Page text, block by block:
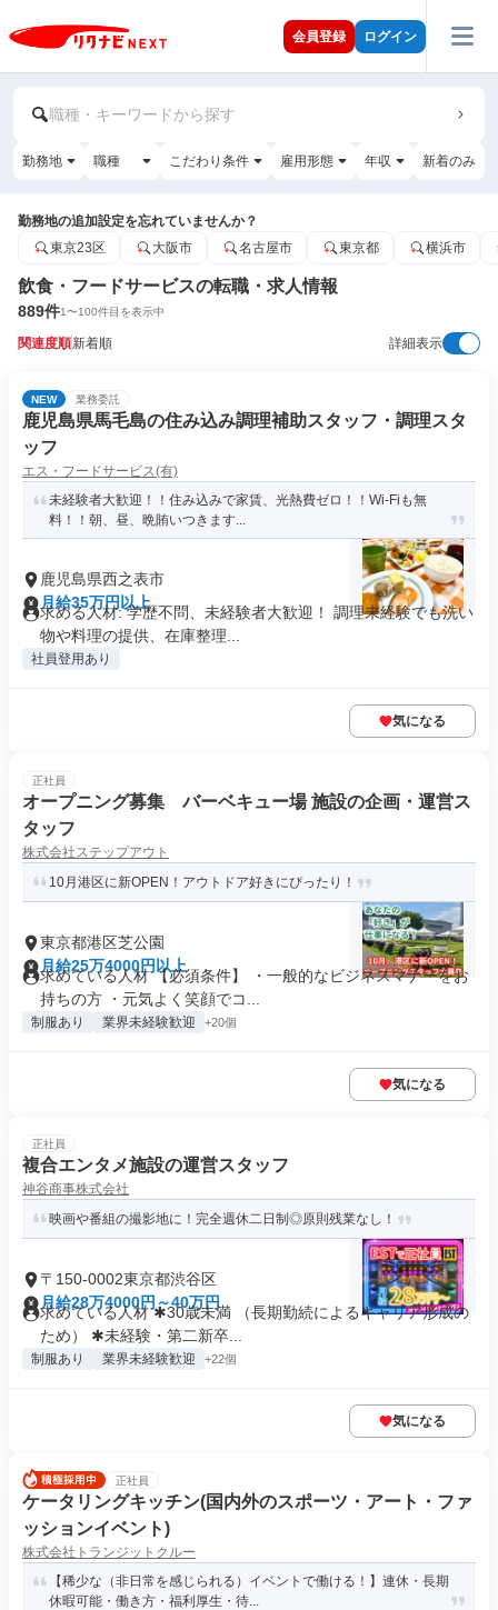
会員登録 ログイン
職種・キーワードから探す
勤務地 職種 こだわり条件 雇用形態 年収 新着のみ
勤務地の追加設定を忘れていませんか？
東京23区
大阪市 名古屋市 東京都 横浜市
飲食・フードサービスの転職・求人情報
889件1〜100件目を表示中
関連度順新着順 詳細表示
NEW 業務委託
鹿児島県馬毛島の住み込み調理補助スタッフ・調理スタ
ッフ
エス・フードサービス(有)
未経験者大歓迎！！住み込みで家賃、光熱費ゼロ！！Wi-Fiも無
料！！朝、昼、晩賄いつきます...
鹿児島県西之表市
月給35万円以上
求める人材: 学歴不問、未経験者大歓迎！ 調理未経験でも洗い
物や料理の提供、在庫整理...
社員登用あり
気になる
正社員
オープニング募集 バーベキュー場 施設の企画・運営ス
タッフ
株式会社ステップアウト
10月港区に新OPEN！アウトドア好きにぴったり！
東京都港区芝公園
月給25万4000円以上
求めている人材 【必須条件】 ・一般的なビジネスマナーをお
持ちの方 ・元気よく笑顔でコ...
制服あり 業界未経験歓迎 +20個
気になる
正社員
複合エンタメ施設の運営スタッフ
神谷商事株式会社
映画や番組の撮影地に！完全週休二日制◎原則残業なし！
〒150-0002東京都渋谷区
月給28万4000円～40万円
求めている人材 ✱30歳未満 （長期勤続によるキャリア形成の
ため） ✱未経験・第二新卒...
制服あり 業界未経験歓迎 +22個
気になる
正社員
ケータリングキッチン(国内外のスポーツ・アート・ファ
ッションイベント)
株式会社トランジットクルー
【稀少な（非日常を感じられる）イベントで働ける！】連休・長期
休暇可能・働き方・福利厚生・待...